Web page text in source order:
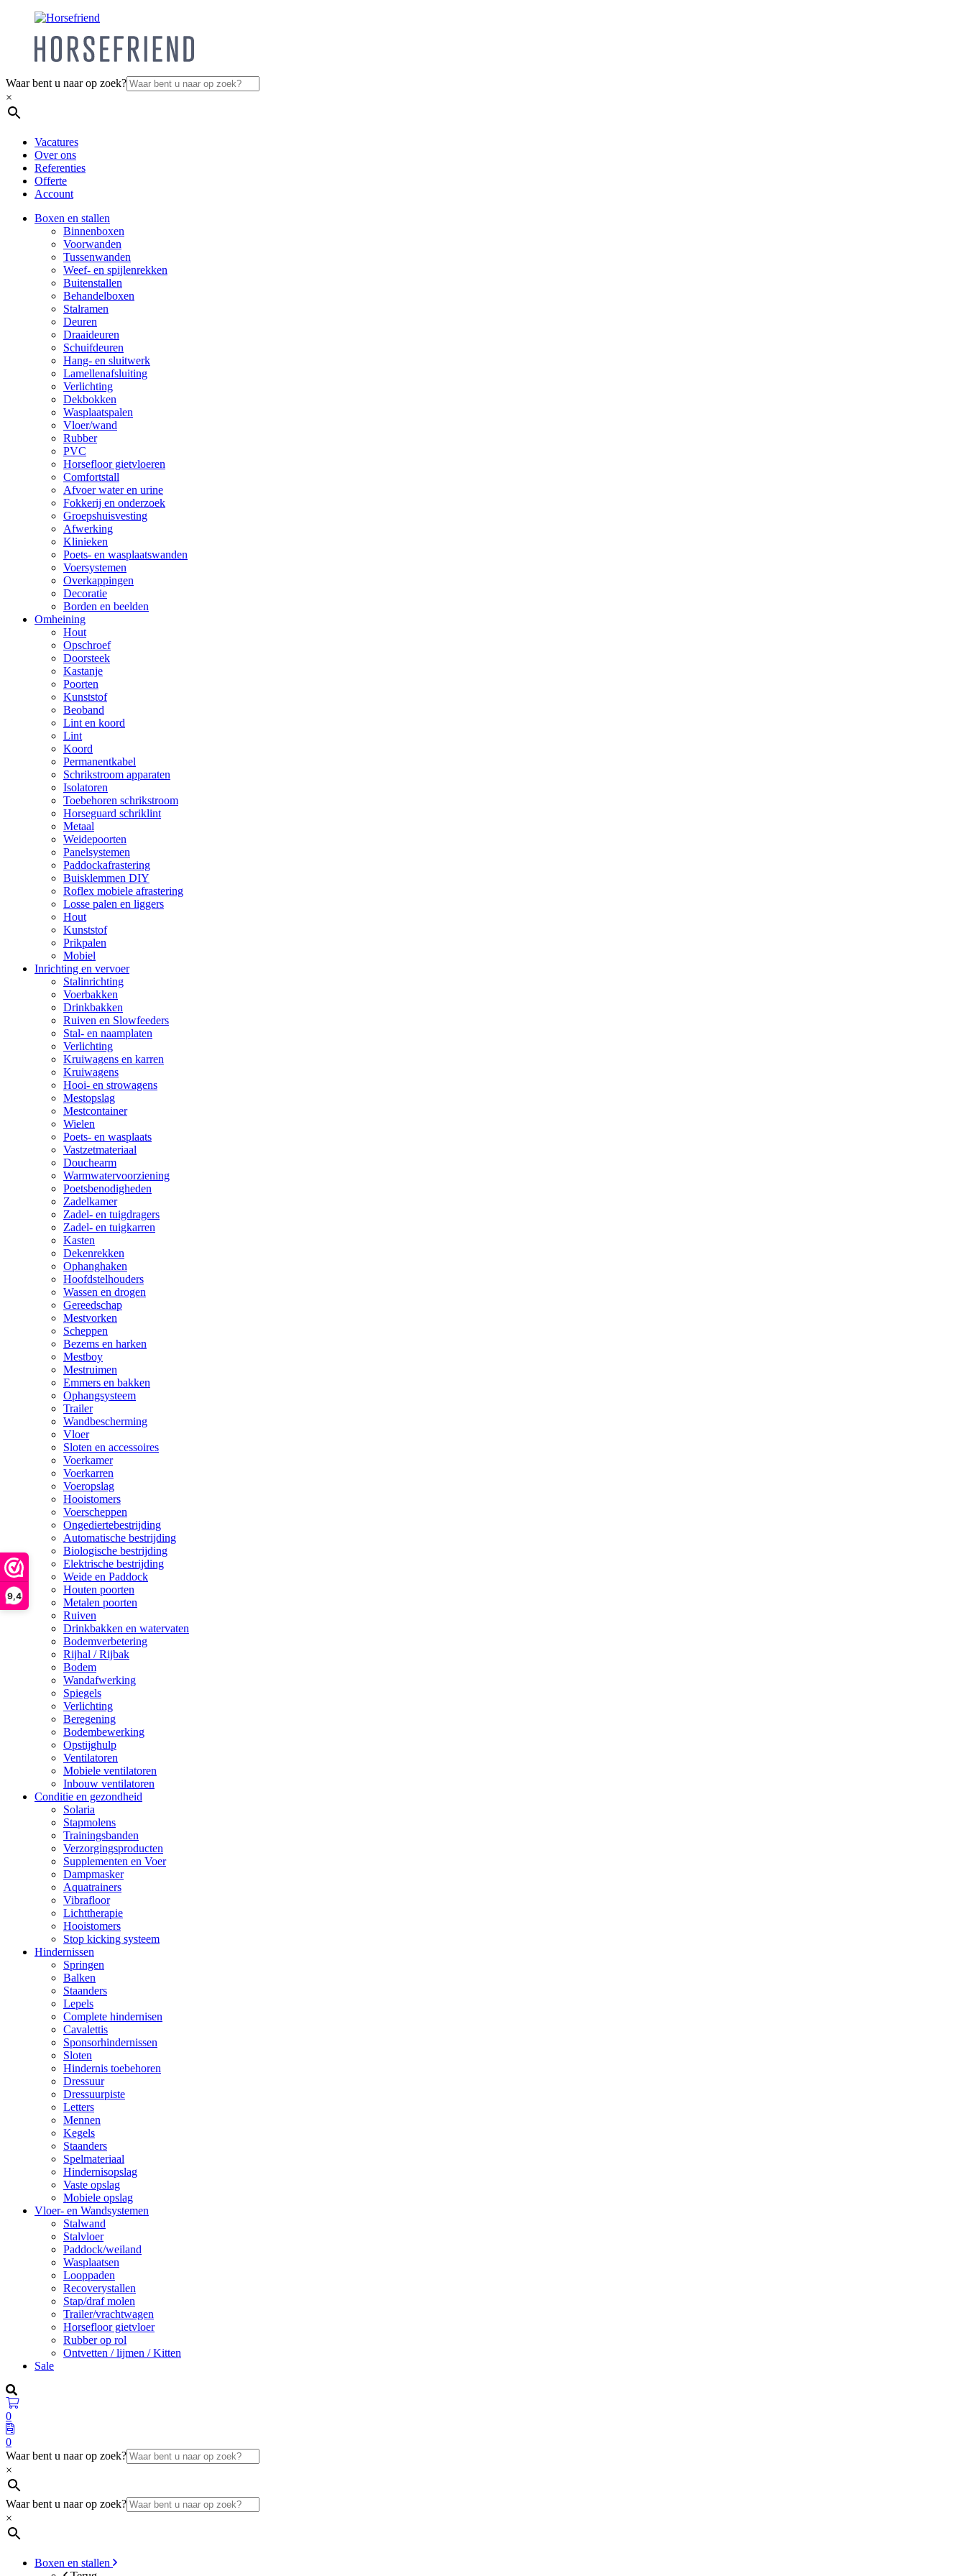
9,4
Waar bent u naar op zoek?
×
Vacatures
Over ons
Referenties
Offerte
Account
Boxen en stallen
Binnenboxen
Voorwanden
Tussenwanden
Weef- en spijlenrekken
Buitenstallen
Behandelboxen
Stalramen
Deuren
Draaideuren
Schuifdeuren
Hang- en sluitwerk
Lamellenafsluiting
Verlichting
Dekbokken
Wasplaatspalen
Vloer/wand
Rubber
PVC
Horsefloor gietvloeren
Comfortstall
Afvoer water en urine
Fokkerij en onderzoek
Groepshuisvesting
Afwerking
Klinieken
Poets- en wasplaatswanden
Voersystemen
Overkappingen
Decoratie
Borden en beelden
Omheining
Hout
Opschroef
Doorsteek
Kastanje
Poorten
Kunststof
Beoband
Lint en koord
Lint
Koord
Permanentkabel
Schrikstroom apparaten
Isolatoren
Toebehoren schrikstroom
Horseguard schriklint
Metaal
Weidepoorten
Panelsystemen
Paddockafrastering
Buisklemmen DIY
Roflex mobiele afrastering
Losse palen en liggers
Hout
Kunststof
Prikpalen
Mobiel
Inrichting en vervoer
Stalinrichting
Voerbakken
Drinkbakken
Ruiven en Slowfeeders
Stal- en naamplaten
Verlichting
Kruiwagens en karren
Kruiwagens
Hooi- en strowagens
Mestopslag
Mestcontainer
Wielen
Poets- en wasplaats
Vastzetmateriaal
Douchearm
Warmwatervoorziening
Poetsbenodigheden
Zadelkamer
Zadel- en tuigdragers
Zadel- en tuigkarren
Kasten
Dekenrekken
Ophanghaken
Hoofdstelhouders
Wassen en drogen
Gereedschap
Mestvorken
Scheppen
Bezems en harken
Mestboy
Mestruimen
Emmers en bakken
Ophangsysteem
Trailer
Wandbescherming
Vloer
Sloten en accessoires
Voerkamer
Voerkarren
Voeropslag
Hooistomers
Voerscheppen
Ongediertebestrijding
Automatische bestrijding
Biologische bestrijding
Elektrische bestrijding
Weide en Paddock
Houten poorten
Metalen poorten
Ruiven
Drinkbakken en watervaten
Bodemverbetering
Rijhal / Rijbak
Bodem
Wandafwerking
Spiegels
Verlichting
Beregening
Bodembewerking
Opstijghulp
Ventilatoren
Mobiele ventilatoren
Inbouw ventilatoren
Conditie en gezondheid
Solaria
Stapmolens
Trainingsbanden
Verzorgingsproducten
Supplementen en Voer
Dampmasker
Aquatrainers
Vibrafloor
Lichttherapie
Hooistomers
Stop kicking systeem
Hindernissen
Springen
Balken
Staanders
Lepels
Complete hindernisen
Cavalettis
Sponsorhindernissen
Sloten
Hindernis toebehoren
Dressuur
Dressuurpiste
Letters
Mennen
Kegels
Staanders
Spelmateriaal
Hindernisopslag
Vaste opslag
Mobiele opslag
Vloer- en Wandsystemen
Stalwand
Stalvloer
Paddock/weiland
Wasplaatsen
Looppaden
Recoverystallen
Stap/draf molen
Trailer/vrachtwagen
Horsefloor gietvloer
Rubber op rol
Ontvetten / lijmen / Kitten
Sale
0
0
Waar bent u naar op zoek?
×
Waar bent u naar op zoek?
×
Boxen en stallen